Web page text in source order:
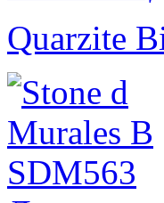
Quarzite